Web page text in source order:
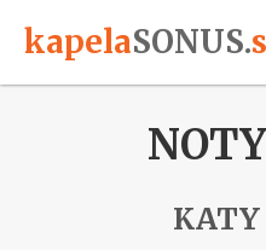
kapelaSONUS.
KATY